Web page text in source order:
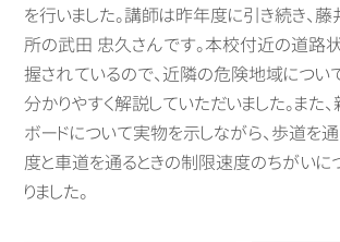
を行いました。講師は昨年度に引き続き、
所の武田 忠久さんです。本校付近の道路
握されているので、近隣の危険地域につい
分かりやすく解説していただいました。また
ボードについて実物を示しながら、歩道を
度と車道を通るときの制限速度のちがい
りました。